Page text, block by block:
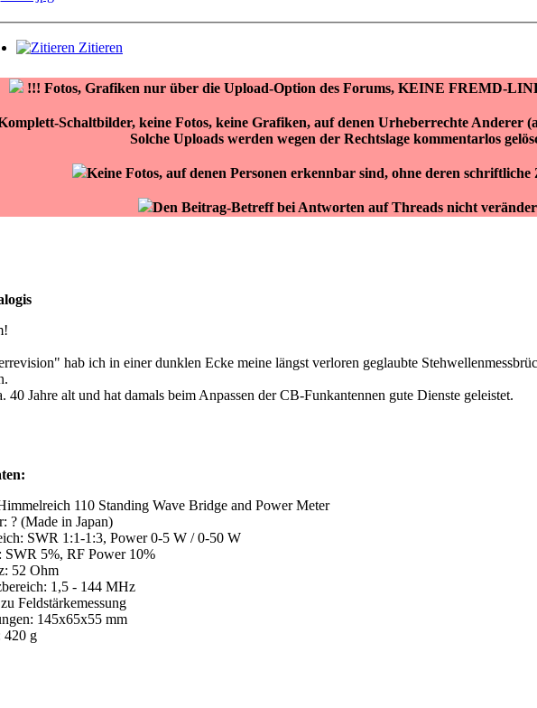
Zitieren
!!! Fotos, Grafiken nur über die Upload-Option des Forums, KEINE FREMD-
Schaltbilder, keine Fotos, keine Grafiken, auf denen Urheberrechte Anderer
Solche Uploads werden wegen der Rechtslage kommentarlos
Keine Fotos, auf denen Personen erkennbar sind, ohne deren schriftliche
Den Beitrag-Betreff bei Antworten auf Threads nicht
hab ich in einer dunklen Ecke meine längst verloren geglaubte
40 Jahre alt und hat damals beim Anpassen der CB-Funkantennen gute Dienste geleistet.
110 Standing Wave Bridge and Power Meter
? (Made in Japan)
SWR 1:1-1:3, Power 0-5 W / 0-50 W
SWR 5%, RF Power 10%
52 Ohm
1,5 - 144 MHz
Feldstärkemessung
145x65x55 mm
420 g